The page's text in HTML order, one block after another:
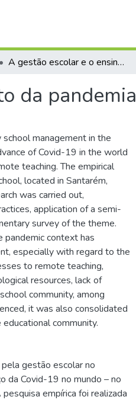
A gestão escolar e o ensino remoto no contexto da pandemia
da pandemia
management in the
of Covid-19 in the world
teaching. The empirical
located in Santarém,
was carried out,
application of a semi-
survey of the theme.
context has
especially with regard to the
to remote teaching,
resources, lack of
community, among
it was also consolidated
community.
gestão escolar no
da Covid-19 no mundo – no
empírica foi realizada